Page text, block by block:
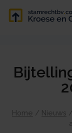
Home / Nieuws /